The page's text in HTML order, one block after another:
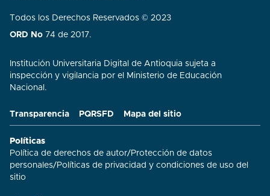
Transparencia PQRSFD Mapa del sitio
Políticas
Política de derechos de autor/ Protección de datos
personales/ Políticas de privacidad y condiciones de uso del
sitio​
Todos los Derechos Reservados © 2023
ORD No 74 de 2017.
Institución Universitaria Digital de Antioquia sujeta a
inspección y vigilancia por el Ministerio de Educación
Nacional.